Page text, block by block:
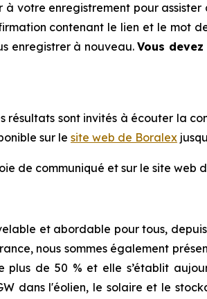
votre enregistrement pour assister
contenant le lien et le mot
enregistrer à nouveau.Vous
résultats sont invités à écouter la
sur le site web de Boralex
de communiqué et sur le site web
et abordable pour tous,
nous sommes également
de 50 % et elle s’établit
dans l'éolien, le solaire et le